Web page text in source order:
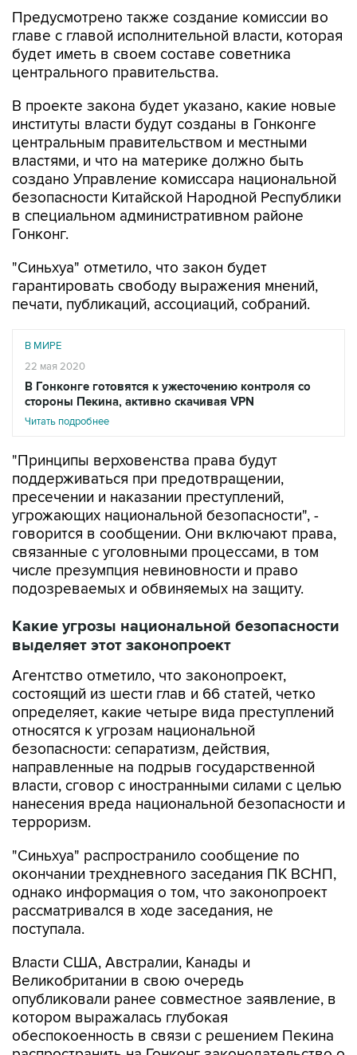
Предусмотрено также создание комиссии во
главе с главой исполнительной власти, которая
будет иметь в своем составе советника
центрального правительства.
В проекте закона будет указано, какие новые
институты власти будут созданы в Гонконге
центральным правительством и местными
властями, и что на материке должно быть
создано Управление комиссара национальной
безопасности Китайской Народной Республики
в специальном административном районе
Гонконг.
"Синьхуа" отметило, что закон будет
гарантировать свободу выражения мнений,
печати, публикаций, ассоциаций, собраний.
В МИРЕ
22 мая 2020
В Гонконге готовятся к ужесточению контроля со
стороны Пекина, активно скачивая VPN
Читать подробнее
"Принципы верховенства права будут
поддерживаться при предотвращении,
пресечении и наказании преступлений,
угрожающих национальной безопасности", -
говорится в сообщении. Они включают права,
связанные с уголовными процессами, в том
числе презумпция невиновности и право
подозреваемых и обвиняемых на защиту.
Какие угрозы национальной безопасности
выделяет этот законопроект
Агентство отметило, что законопроект,
состоящий из шести глав и 66 статей, четко
определяет, какие четыре вида преступлений
относятся к угрозам национальной
безопасности: сепаратизм, действия,
направленные на подрыв государственной
власти, сговор с иностранными силами с целью
нанесения вреда национальной безопасности и
терроризм.
"Синьхуа" распространило сообщение по
окончании трехдневного заседания ПК ВСНП,
однако информация о том, что законопроект
рассматривался в ходе заседания, не
поступала.
Власти США, Австралии, Канады и
Великобритании в свою очередь
опубликовали ранее совместное заявление, в
котором выражалась глубокая
обеспокоенность в связи с решением Пекина